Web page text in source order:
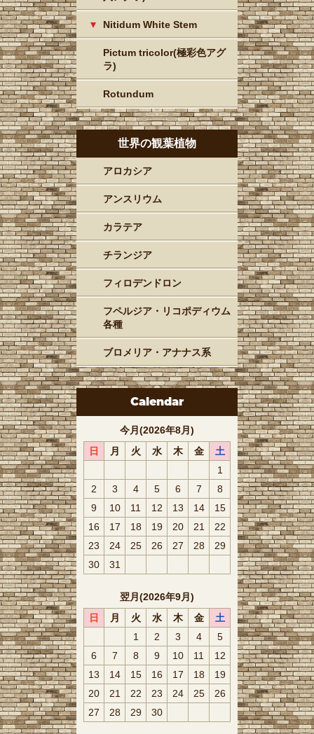
Nitidum White Stem
Pictum tricolor(極彩色アグ
ラ)
Rotundum
世界の観葉植物
アロカシア
アンスリウム
カラテア
チランジア
フィロデンドロン
フペルジア・リコポディウム
各種
ブロメリア・アナナス系
Calendar
今月(2026年8月)
日
月 火 水 木 金
土
1
2
3 4 5 6 7
8
9
10 11 12 13 14
15
16
17 18 19 20 21
22
23
24 25 26 27 28
29
30
31
翌月(2026年9月)
日
月 火 水 木 金
土
1
2 3 4
5
6
7 8 9 10 11
12
13
14 15 16 17 18
19
20
21 22 23 24 25
26
27
28 29 30